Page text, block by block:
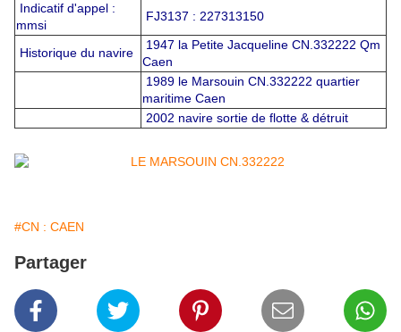
Indicatif d'appel :
mmsi
FJ3137 : 227313150
Historique du navire
1947 la Petite Jacqueline CN.332222 Qm
Caen
1989 le Marsouin CN.332222 quartier
maritime Caen
2002 navire sortie de flotte & détruit
#CN : CAEN
Partager